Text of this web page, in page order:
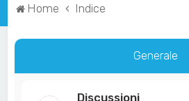
Home Indice
Generale
Discussioni